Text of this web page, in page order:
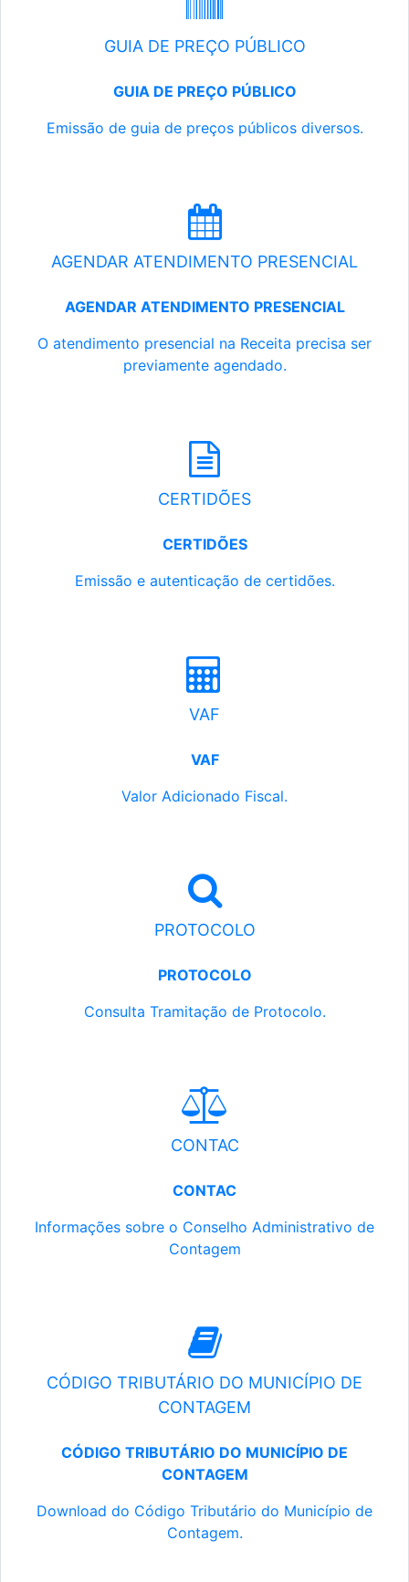
GUIA DE PREÇO PÚBLICO
GUIA DE PREÇO PÚBLICO
Emissão de guia de preços públicos diversos.
AGENDAR ATENDIMENTO PRESENCIAL
AGENDAR ATENDIMENTO PRESENCIAL
O atendimento presencial na Receita precisa ser
previamente agendado.
CERTIDÕES
CERTIDÕES
Emissão e autenticação de certidões.
VAF
VAF
Valor Adicionado Fiscal.
PROTOCOLO
PROTOCOLO
Consulta Tramitação de Protocolo.
CONTAC
CONTAC
Informações sobre o Conselho Administrativo de
Contagem
CÓDIGO TRIBUTÁRIO DO MUNICÍPIO DE
CONTAGEM
CÓDIGO TRIBUTÁRIO DO MUNICÍPIO DE
CONTAGEM
Download do Código Tributário do Município de
Contagem.